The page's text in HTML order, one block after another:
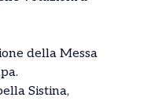
della Messa
Sistina,